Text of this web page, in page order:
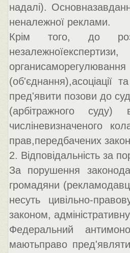
надалі).
неналежної реклами.
Крім того, до
(об'єднання),асоціації
пред'явити позови до
(арбітражного
числіневизначеного
прав,передбачених
2. Відповідальність за
За порушення
громадяни
несуть цивільно-
законом,
Федеральний
маютьправо